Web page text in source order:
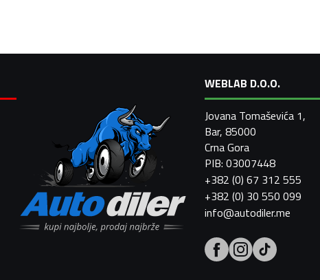
WEBLAB D.O.O.
Jovana Tomaševića 1,
Bar, 85000
Crna Gora
PIB: 03007448
+382 (0) 67 312 555
+382 (0) 30 550 099
info@autodiler.me